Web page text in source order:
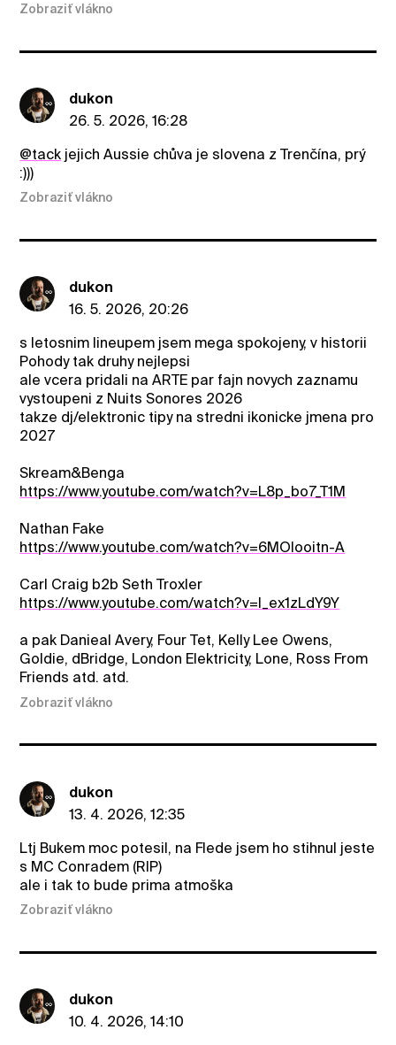
Zobraziť vlákno
dukon
26. 5. 2026, 16:28
@tack jejich Aussie chůva je slovena z Trenčína, prý
:)))
Zobraziť vlákno
dukon
16. 5. 2026, 20:26
s letosnim lineupem jsem mega spokojeny, v historii
Pohody tak druhy nejlepsi
ale vcera pridali na ARTE par fajn novych zaznamu
vystoupeni z Nuits Sonores 2026
takze dj/elektronic tipy na stredni ikonicke jmena pro
2027
Skream&Benga
https://www.youtube.com/watch?v=L8p_bo7_T1M
Nathan Fake
https://www.youtube.com/watch?v=6MOlooitn-A
Carl Craig b2b Seth Troxler
https://www.youtube.com/watch?v=I_ex1zLdY9Y
a pak Danieal Avery, Four Tet, Kelly Lee Owens,
Goldie, dBridge, London Elektricity, Lone, Ross From
Friends atd. atd.
Zobraziť vlákno
dukon
13. 4. 2026, 12:35
Ltj Bukem moc potesil, na Flede jsem ho stihnul jeste
s MC Conradem (RIP)
ale i tak to bude prima atmoška
Zobraziť vlákno
dukon
10. 4. 2026, 14:10